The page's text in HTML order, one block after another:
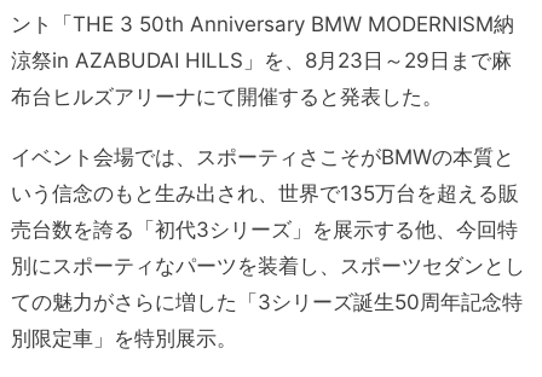
ント「THE 3 50th Anniversary BMW MODERNISM納
涼祭in AZABUDAI HILLS」を、8月23日～29日まで麻
布台ヒルズアリーナにて開催すると発表した。
イベント会場では、スポーティさこそがBMWの本質と
いう信念のもと生み出され、世界で135万台を超える販
売台数を誇る「初代3シリーズ」を展示する他、今回特
別にスポーティなパーツを装着し、スポーツセダンとし
ての魅力がさらに増した「3シリーズ誕生50周年記念特
別限定車」を特別展示。